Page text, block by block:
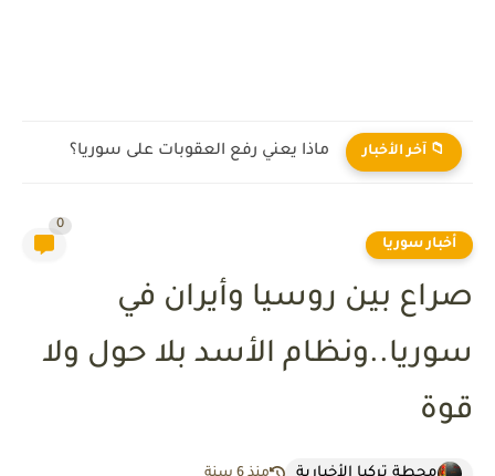
📁 آخر الأخبار
أخبار سوريا
0
صراع بين روسيا وأيران في
سوريا..ونظام الأسد بلا حول ولا
قوة